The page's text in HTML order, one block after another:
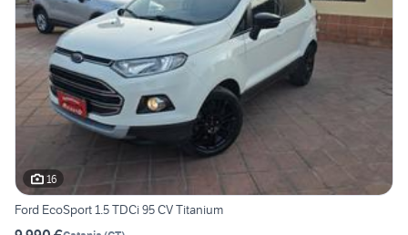
16
Ford EcoSport 1.5 TDCi 95 CV Titanium